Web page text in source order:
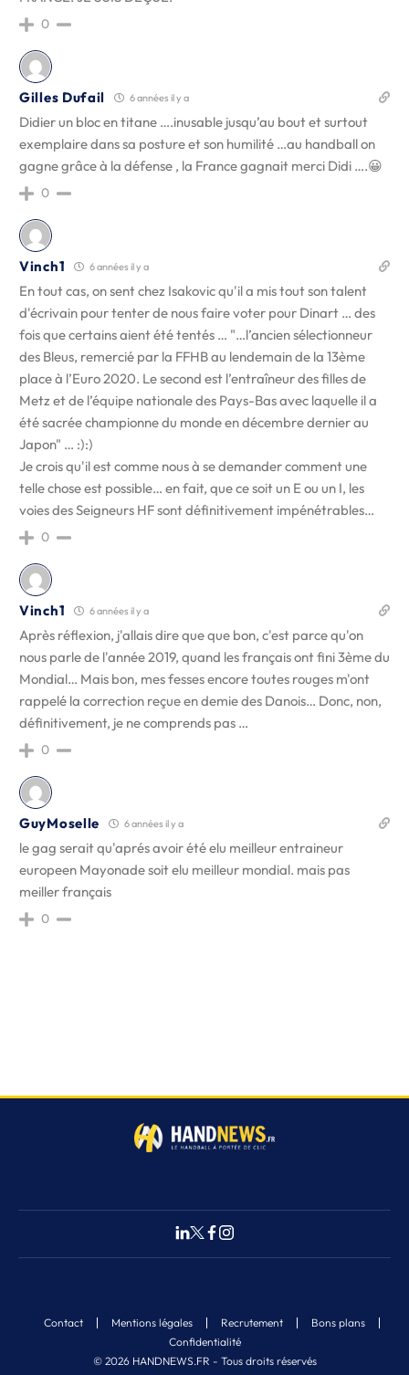
0
Gilles Dufail 6 années il y a
Didier un bloc en titane ….inusable jusqu’au bout et surtout
exemplaire dans sa posture et son humilité …au handball on
gagne grâce à la défense , la France gagnait merci Didi ….😀
0
Vinch1 6 années il y a
En tout cas, on sent chez Isakovic qu'il a mis tout son talent
d'écrivain pour tenter de nous faire voter pour Dinart … des
fois que certains aient été tentés … "…l’ancien sélectionneur
des Bleus, remercié par la FFHB au lendemain de la 13ème
place à l’Euro 2020. Le second est l’entraîneur des filles de
Metz et de l’équipe nationale des Pays-Bas avec laquelle il a
été sacrée championne du monde en décembre dernier au
Japon" … :):)
Je crois qu'il est comme nous à se demander comment une
telle chose est possible… en fait, que ce soit un E ou un I, les
voies des Seigneurs HF sont définitivement impénétrables…
0
Vinch1 6 années il y a
Après réflexion, j'allais dire que que bon, c'est parce qu'on
nous parle de l'année 2019, quand les français ont fini 3ème du
Mondial… Mais bon, mes fesses encore toutes rouges m'ont
rappelé la correction reçue en demie des Danois… Donc, non,
définitivement, je ne comprends pas …
0
GuyMoselle 6 années il y a
le gag serait qu'aprés avoir été elu meilleur entraineur
europeen Mayonade soit elu meilleur mondial. mais pas
meiller français
0
© 2026 HANDNEWS.FR - Tous droits réservés
Contact Mentions légales Recrutement
Bons plans
Confidentialité